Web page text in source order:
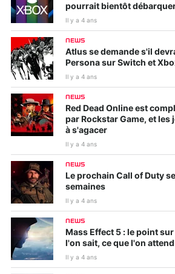
pourrait bientôt
Il y a 4 ans
NEWS
Atlus se demande s'il
Persona sur Switch et
Il y a 4 ans
NEWS
Red Dead Online est
par Rockstar Game, et
à s'agacer
Il y a 4 ans
NEWS
Le prochain Call of Duty
semaines
Il y a 4 ans
NEWS
Mass Effect 5 : le point
l'on sait, ce que l'on attend
Il y a 4 ans